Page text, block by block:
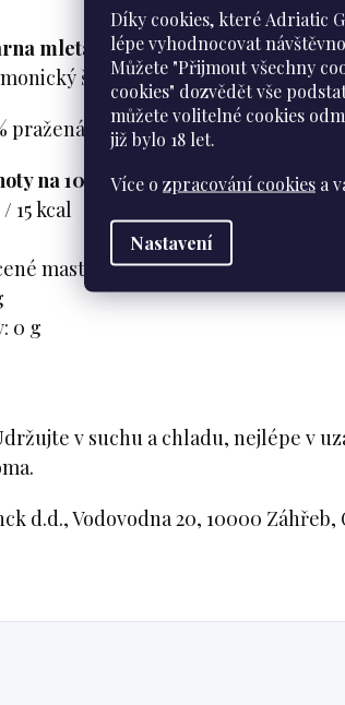
Díky cookies, které Adriatic
lépe vyhodnocovat
Můžete "Přijmout všechny
cookies" dozvědět vše
můžete volitelné cookies
již bylo 18 let.
Více o zpracování cookies a
Nastavení
mletá káva 250 g– klasická mletá
šálek pro každou příležitost.
pražená mletá káva (Arabica a
na 100 g:
15 kcal
mastné kyseliny: 0 g
0 g
v suchu a chladu, nejlépe v
d.d., Vodovodna 20, 10000 Záhřeb,